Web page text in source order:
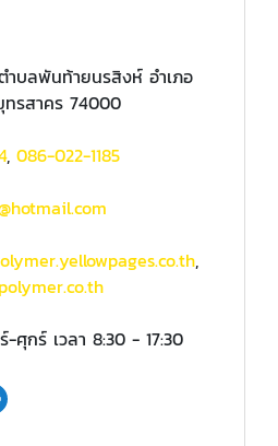
บลพันท้ายนรสิงห์ อำเภอ
รสาคร 74000
, 086-022-1185
,
-ศุกร์ เวลา 8:30 - 17:30